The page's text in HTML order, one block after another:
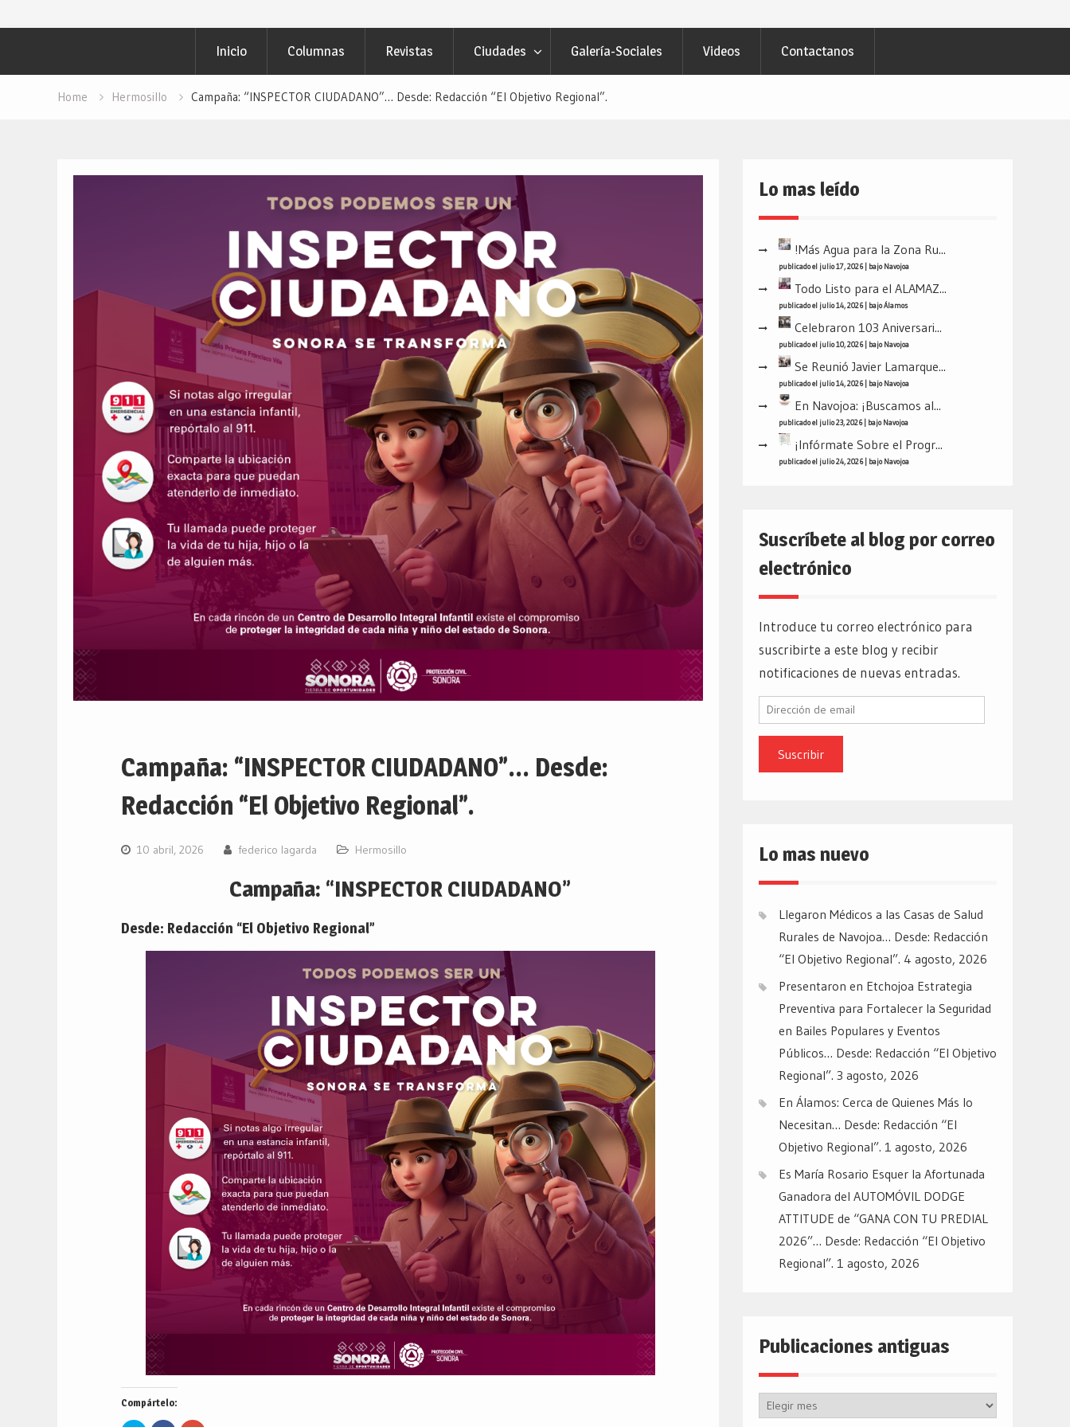
Inicio Columnas Revistas Ciudades Galería-Sociales Videos Contactanos
Home Hermosillo Campaña: “INSPECTOR CIUDADANO”… Desde: Redacción “El Objetivo Regional”.
Campaña: “INSPECTOR CIUDADANO”… Desde:
Redacción “El Objetivo Regional”.
10 abril, 2026 federico lagarda Hermosillo
Campaña: “INSPECTOR CIUDADANO”
Desde: Redacción “El Objetivo Regional”
Compártelo:
Lo mas leído
!Más Agua para la Zona Ru...
publicado el julio 17, 2026| bajoNavojoa
Todo Listo para el ALAMAZ...
publicado el julio 14, 2026| bajoÁlamos
Celebraron 103 Aniversari...
publicado el julio 10, 2026| bajoNavojoa
Se Reunió Javier Lamarque...
publicado el julio 14, 2026| bajoNavojoa
En Navojoa: ¡Buscamos al...
publicado el julio 23, 2026| bajoNavojoa
¡Infórmate Sobre el Progr...
publicado el julio 24, 2026| bajoNavojoa
Suscríbete al blog por correo
electrónico
Introduce tu correo electrónico para
suscribirte a este blog y recibir
notificaciones de nuevas entradas.
Dirección
email
Lo mas nuevo
Llegaron Médicos a las Casas de Salud
Rurales de Navojoa… Desde: Redacción
“El Objetivo Regional”. 4 agosto, 2026
Presentaron en Etchojoa Estrategia
Preventiva para Fortalecer la Seguridad
en Bailes Populares y Eventos
Públicos… Desde: Redacción “El Objetivo
Regional”. 3 agosto, 2026
En Álamos: Cerca de Quienes Más lo
Necesitan… Desde: Redacción “El
Objetivo Regional”. 1 agosto, 2026
Es María Rosario Esquer la Afortunada
Ganadora del AUTOMÓVIL DODGE
ATTITUDE de “GANA CON TU PREDIAL
2026”… Desde: Redacción “El Objetivo
Regional”. 1 agosto, 2026
Publicaciones antiguas
Publicaciones